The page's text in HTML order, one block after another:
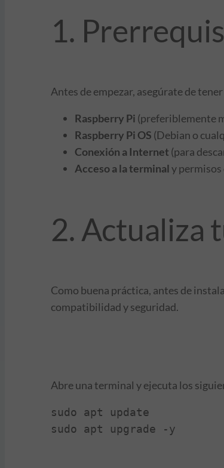
1.
Antes de empezar, asegúrate de
Raspberry Pi (preferiblemente
Raspberry Pi OS (Debian o
Conexión a Internet (para
Acceso a la terminaly permisos
2. Actualiza
Como buena práctica, antes de
compatibilidad y seguridad.
Abre una terminal y ejecuta los
sudo apt update
sudo apt upgrade -y